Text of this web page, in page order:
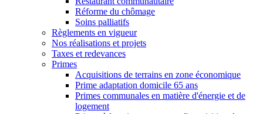
Réforme du chômage
Soins palliatifs
Règlements en vigueur
Nos réalisations et projets
Taxes et redevances
Primes
Acquisitions de terrains en zone économique
Prime adaptation domicile 65 ans
Primes communales en matière d'énergie et de
logement